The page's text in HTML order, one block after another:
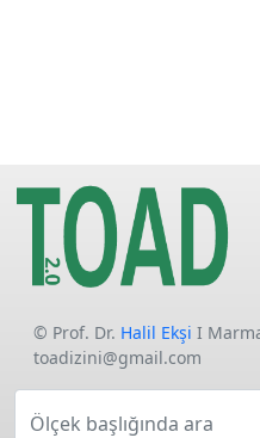
© Prof. Dr. Halil Ekşi I
toadizini@gmail.com
Ölçek başlığında ara